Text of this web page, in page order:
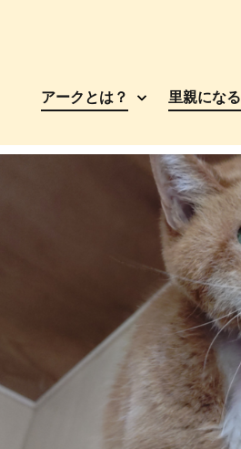
アークとは？ 里親になる